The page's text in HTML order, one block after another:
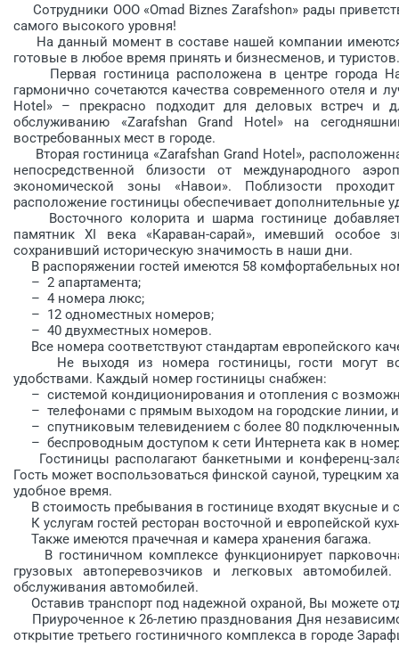
Сотрудники ООО «Omad Biznes Zarafshon» рады
самого высокого уровня!
На данный момент в составе нашей компании имеются
готовые в любое время принять и бизнесменов, и туристов.
Первая гостиница расположена в центре города
гармонично сочетаются качества современного отеля и
Hotel» – прекрасно подходит для деловых встреч и
обслуживанию «Zaraf­shan Grand Hotel» на
востребованных мест в городе.
Вторая гостиница «Zarafshan Grand Hotel»,
непосредственной близости от международного
экономической зоны «Навои». Поблизости
расположение гостиницы обеспечивает дополнительные
Восточного колорита и шарма гостинице добавляет
памятник XI века «Караван-сарай», имевший особое
сохранивший историческую значимость в наши дни.
В распоряжении гостей имеются 58 комфортабельных
– 2 апартамента;
– 4 номера люкс;
– 12 одноместных номеров;
– 40 двухместных номеров.
Все номера соответствуют стандартам европейского
Не выходя из номера гостиницы, гости могут
удобствами. Каждый номер гостиницы снабжен:
– системой кондиционирования и отопления с
– телефонами с прямым выходом на городские линии,
– спутниковым телевидением с более 80
– беспроводным доступом к сети Интернета как в
Гостиницы располагают банкетными и конференц-
Гость может воспользоваться финской сауной,
удобное время.
В стоимость пребывания в гостинице входят вкусные и
К услугам гостей ресторан восточной и европейской
Также имеются прачечная и камера хранения багажа.
В гостиничном комплексе функ­ционирует
грузовых автоперевозчиков и легковых
обслуживания автомобилей.
Оставив транспорт под надежной охраной, Вы можете
Приуроченное к 26-летию празднования Дня
открытие третьего гостиничного комплекса в городе